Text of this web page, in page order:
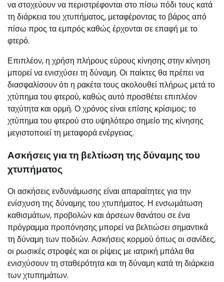
να στοχεύουν να περιστρέφονται στο πίσω πόδι τους κατά
τη διάρκεια του χτυπήματος, μεταφέροντας το βάρος από
πίσω προς τα εμπρός καθώς έρχονται σε επαφή με το
φτερό.
Επιπλέον, η χρήση πλήρους εύρους κίνησης στην κίνηση
μπορεί να ενισχύσει τη δύναμη. Οι παίκτες θα πρέπει να
διασφαλίσουν ότι η ρακέτα τους ακολουθεί πλήρως μετά το
χτύπημα του φτερού, καθώς αυτό προσθέτει επιπλέον
ταχύτητα και ορμή. Ο χρόνος είναι επίσης κρίσιμος; το
χτύπημα του φτερού στο υψηλότερο σημείο της κίνησης
μεγιστοποιεί τη μεταφορά ενέργειας.
Ασκήσεις για τη βελτίωση της δύναμης του
χτυπήματος
Οι ασκήσεις ενδυνάμωσης είναι απαραίτητες για την
ενίσχυση της δύναμης του χτυπήματος. Η ενσωμάτωση
καθισμάτων, προβολών και άρσεων θανάτου σε ένα
πρόγραμμα προπόνησης μπορεί να βελτιώσει σημαντικά
τη δύναμη των ποδιών. Ασκήσεις κορμού όπως οι σανίδες,
οι ρωσικές στροφές και οι ρίψεις με ιατρική μπάλα θα
ενισχύσουν τη σταθερότητα και τη δύναμη κατά τη διάρκεια
των χτυπημάτων.